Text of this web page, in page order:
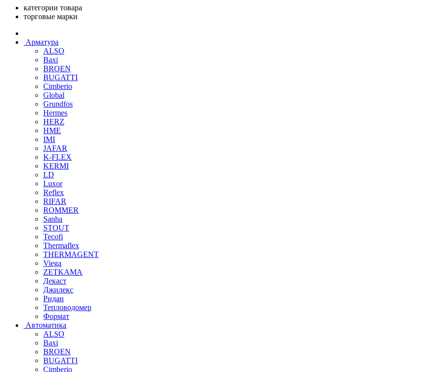
категории товара
торговые марки
Арматура
ALSO
Baxi
BROEN
BUGATTI
Cimberio
Global
Grundfos
Hermes
HERZ
HME
IMI
JAFAR
K-FLEX
KERMI
LD
Luxor
Reflex
RIFAR
ROMMER
Sanha
STOUT
Tecofi
Thermaflex
THERMAGENT
Viega
ZETKAMA
Декаст
Джилекс
Ридан
Тепловодомер
Формат
Автоматика
ALSO
Baxi
BROEN
BUGATTI
Cimberio